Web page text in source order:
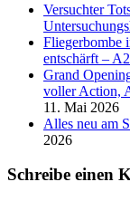
Versucht­er
Fliegerbombe
entschärft –
Grand
voller Action,
11. Mai 2026
Alles neu am
2026
Schreibe einen